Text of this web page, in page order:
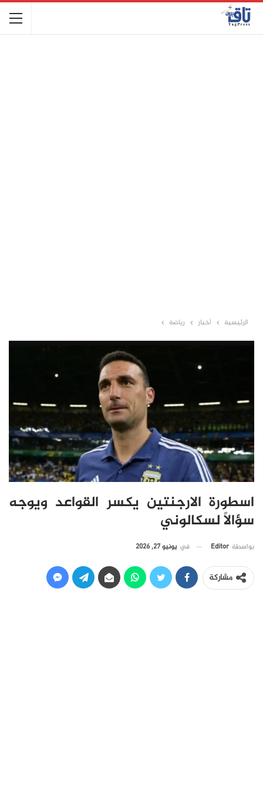
الرئيسية أخبار رياضة
اسطورة الارجنتين يكسر القواعد ويوجه
سؤالاً لسكالوني
بواسطة Editor في يونيو 27, 2026
مشاركة